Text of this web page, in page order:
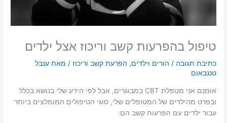
טיפול בהפרעות קשב וריכוז אצל ילדים
כתיבת תגובה / הורים וילדים, הפרעת קשב וריכוז / מאתענבל
טננבאום
אומנם אני מטפלת CBT במבוגרים, אבל לפי הידע שלי בנושא בכלל
ובפרט מהילדים של המטופלים שלי, סוגי הטיפולים המומלצים ביותר
עבור ילדים עם הפרעות קשב הם: